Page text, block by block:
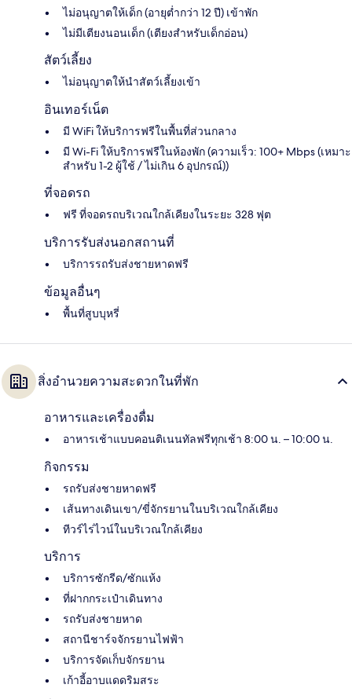
ไม่อนุญาตให้เด็ก (อายุต่ำกว่า 12 ปี) เข้าพัก
ไม่มีเตียงนอนเด็ก (เตียงสำหรับเด็กอ่อน)
สัตว์เลี้ยง
ไม่อนุญาตให้นำสัตว์เลี้ยงเข้า
อินเทอร์เน็ต
มี WiFi ให้บริการฟรีในพื้นที่ส่วนกลาง
มี Wi-Fi ให้บริการฟรีในห้องพัก (ความเร็ว: 100+ Mbps (เหมาะ
สำหรับ 1-2 ผู้ใช้ / ไม่เกิน 6 อุปกรณ์))
ที่จอดรถ
ฟรี ที่จอดรถบริเวณใกล้เคียงในระยะ 328 ฟุต
บริการรับส่งนอกสถานที่
บริการรถรับส่งชายหาดฟรี
ข้อมูลอื่นๆ
พื้นที่สูบบุหรี่
สิ่งอำนวยความสะดวกในที่พัก
อาหารและเครื่องดื่ม
อาหารเช้าแบบคอนติเนนทัลฟรีทุกเช้า 8:00 น. – 10:00 น.
กิจกรรม
รถรับส่งชายหาดฟรี
เส้นทางเดินเขา/ขี่จักรยานในบริเวณใกล้เคียง
ทีวร์ไร่ไวน์ในบริเวณใกล้เคียง
บริการ
บริการซักรีด/ซักแห้ง
ที่ฝากกระเป๋าเดินทาง
รถรับส่งชายหาด
สถานีชาร์จจักรยานไฟฟ้า
บริการจัดเก็บจักรยาน
เก้าอี้อาบแดดริมสระ